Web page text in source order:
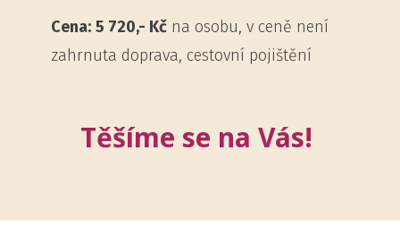
Cena: 5 720,- Kč na osobu, v ceně není
zahrnuta doprava, cestovní pojištění
Těšíme se na Vás!